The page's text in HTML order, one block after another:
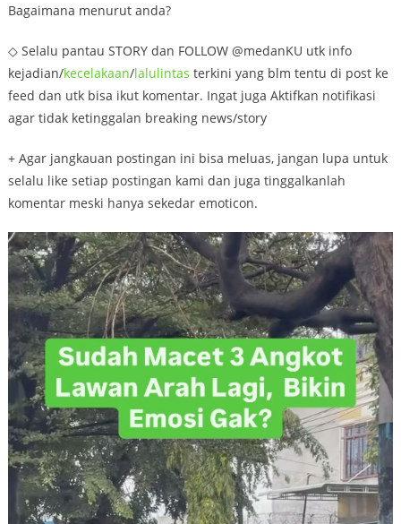
Bagaimana menurut anda?
◇ Selalu pantau STORY dan FOLLOW @medanKU utk info
kejadian/kecelakaan/lalulintas terkini yang blm tentu di post ke
feed dan utk bisa ikut komentar. Ingat juga Aktifkan notifikasi
agar tidak ketinggalan breaking news/story
+ Agar jangkauan postingan ini bisa meluas, jangan lupa untuk
selalu like setiap postingan kami dan juga tinggalkanlah
komentar meski hanya sekedar emoticon.
Video
Player